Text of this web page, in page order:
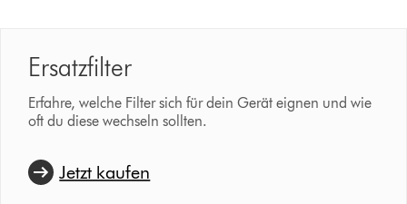
Ersatzfilter
Erfahre, welche Filter sich für dein Gerät eignen und wie
oft du diese wechseln sollten.
Jetzt kaufen